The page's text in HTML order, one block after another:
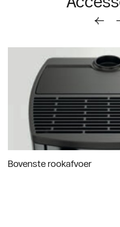
Bovenste rookafvoer